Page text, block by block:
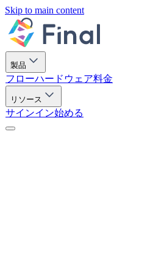
Skip to main content
製品
フローハードウェア料金
リソース
サインイン始める